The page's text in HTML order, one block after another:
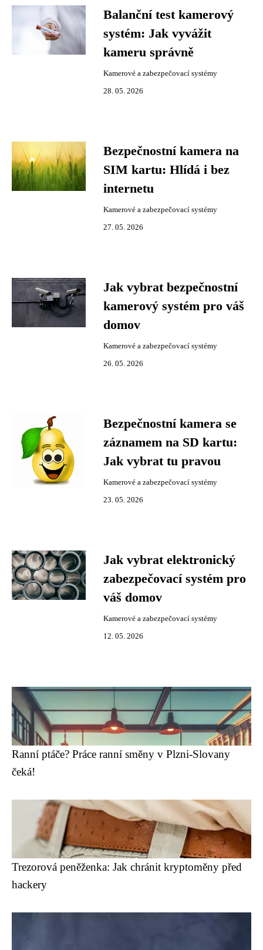
Balanční test kamerový
systém: Jak vyvážit
kameru správně
Kamerové a zabezpečovací systémy
28. 05. 2026
Bezpečnostní kamera na
SIM kartu: Hlídá i bez
internetu
Kamerové a zabezpečovací systémy
27. 05. 2026
Jak vybrat bezpečnostní
kamerový systém pro váš
domov
Kamerové a zabezpečovací systémy
26. 05. 2026
Bezpečnostní kamera se
záznamem na SD kartu:
Jak vybrat tu pravou
Kamerové a zabezpečovací systémy
23. 05. 2026
Jak vybrat elektronický
zabezpečovací systém pro
váš domov
Kamerové a zabezpečovací systémy
12. 05. 2026
Ranní ptáče? Práce ranní směny v Plzni-Slovany
čeká!
Trezorová peněženka: Jak chránit kryptoměny před
hackery